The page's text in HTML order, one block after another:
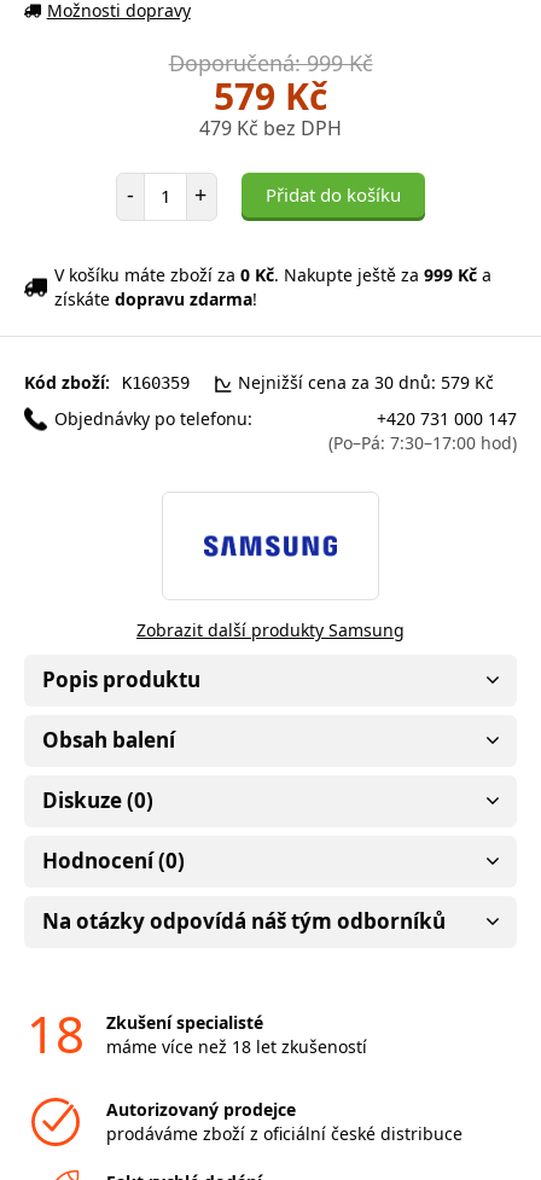
Možnosti dopravy
Doporučená: 999 Kč
579 Kč
479 Kč bez DPH
- Počet položek
+ Přidat do košíku
V košíku máte zboží za 0 Kč. Nakupte ještě za 999 Kč a
získáte dopravu zdarma!
Kód zboží: K160359
Nejnižší cena za 30 dnů: 579 Kč
Objednávky po telefonu:
+420 731 000 147
(Po–Pá: 7:30–17:00 hod)
Zobrazit další produkty Samsung
Popis produktu
Obsah balení
Diskuze (0)
Hodnocení (0)
Na otázky odpovídá náš tým odborníků
18
Zkušení specialisté
máme více než 18 let zkušeností
Autorizovaný prodejce
prodáváme zboží z oficiální české distribuce